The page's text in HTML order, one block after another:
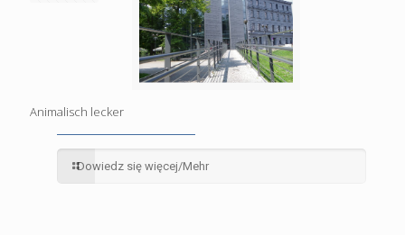
Animalisch lecker
Dowiedz się więcej/Mehr